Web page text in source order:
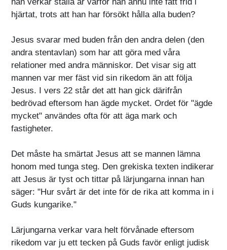
hjärtat, trots att han har försökt hålla alla buden?
Jesus svarar med buden från den andra delen (den
andra stentavlan) som har att göra med våra
relationer med andra människor. Det visar sig att
mannen var mer fäst vid sin rikedom än att följa
Jesus. I vers 22 står det att han gick därifrån
bedrövad eftersom han ägde mycket. Ordet för "ägde
mycket" användes ofta för att äga mark och
fastigheter.
Det måste ha smärtat Jesus att se mannen lämna
honom med tunga steg. Den grekiska texten indikerar
att Jesus är tyst och tittar på lärjungarna innan han
säger: "Hur svårt är det inte för de rika att komma in i
Guds kungarike."
Lärjungarna verkar vara helt förvånade eftersom
rikedom var ju ett tecken på Guds favör enligt judisk